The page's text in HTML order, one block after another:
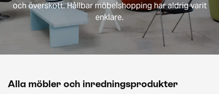
och överskott. Hållbar möbelshopping har aldrig varit
enklare.
Alla möbler och inredningsprodukter